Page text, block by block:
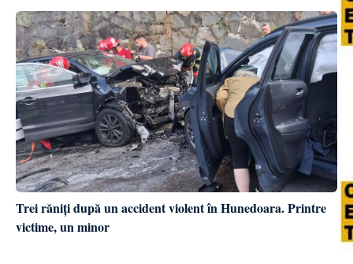
Trei răniți după un accident violent în Hunedoara. Printre
victime, un minor